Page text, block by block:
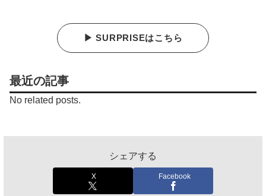
▶ SURPRISEはこちら
最近の記事
No related posts.
シェアする
X Facebook